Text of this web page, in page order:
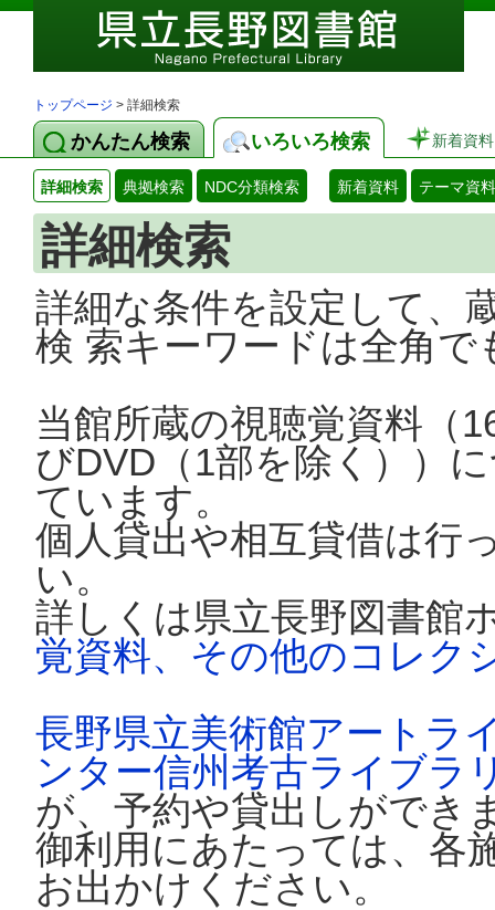
トップページ > 詳細検索
かんたん検索 いろいろ検索 新着資料
詳細検索 典拠検索 NDC分類検索 新着資料 テーマ資料
詳細検索
詳細な条件を設定して、
検 索キーワードは全角
当館所蔵の視聴覚資料（
びDVD（1部を除く））
ています。
個人貸出や相互貸借は行
い。
詳しくは県立長野図書館
覚資料、その他のコレク
長野県立美術館アートラ
ンター信州考古ライブラ
が、予約や貸出しができ
御利用にあたっては、各
お出かけください。